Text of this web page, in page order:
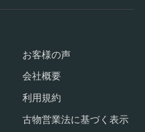
お客様の声
会社概要
利用規約
古物営業法に基づく表示